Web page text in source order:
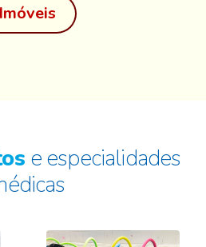
Imóveis
e especialidades